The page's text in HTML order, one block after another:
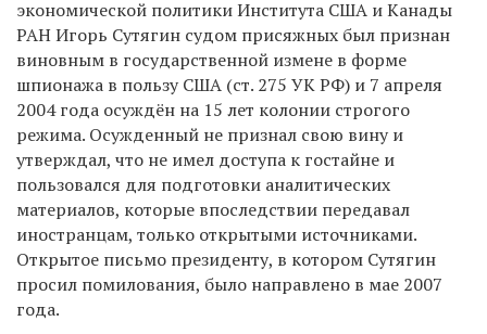
экономической политики Института США и Канады
РАН Игорь Сутягин судом присяжных был признан
виновным в государственной измене в форме
шпионажа в пользу США (ст. 275 УК РФ) и 7 апреля
2004 года осуждён на 15 лет колонии строгого
режима. Осужденный не признал свою вину и
утверждал, что не имел доступа к гостайне и
пользовался для подготовки аналитических
материалов, которые впоследствии передавал
иностранцам, только открытыми источниками.
Открытое письмо президенту, в котором Сутягин
просил помилования, было направлено в мае 2007
года.